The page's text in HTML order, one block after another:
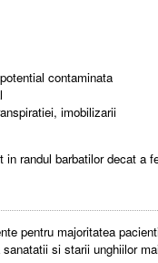
contaminata
imobilizarii
randul barbatilor decat a
pentru majoritatea
si starii unghiilor